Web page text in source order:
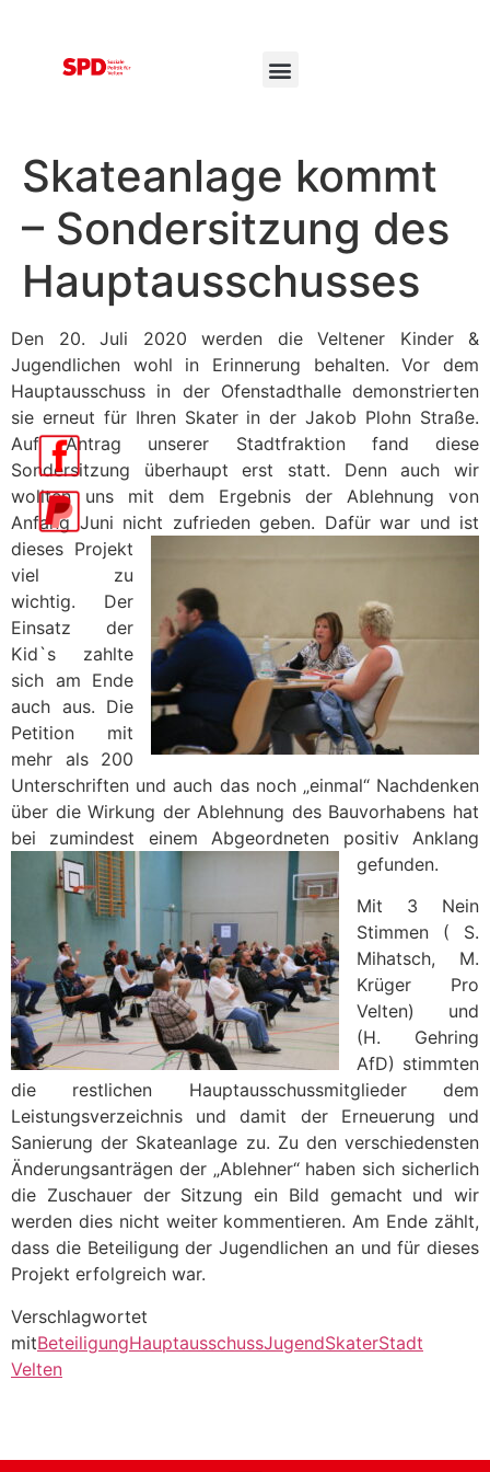
Skateanlage kommt
– Sondersitzung des
Hauptausschusses
Den 20. Juli 2020 werden die Veltener Kinder &
Jugendlichen wohl in Erinnerung behalten. Vor dem
Hauptausschuss in der Ofenstadthalle demonstrierten
sie erneut für Ihren Skater in der Jakob Plohn Straße.
Auf Antrag unserer Stadtfraktion fand diese
Sondersitzung überhaupt erst statt. Denn auch wir
wollten uns mit dem Ergebnis der Ablehnung von
Anfang Juni nicht zufrieden geben. Dafür war und ist
dieses Projekt
viel zu
wichtig. Der
Einsatz der
Kid`s zahlte
sich am Ende
auch aus. Die
Petition mit
mehr als 200
Unterschriften und auch das noch „einmal“ Nachdenken
über die Wirkung der Ablehnung des Bauvorhabens hat
bei zumindest einem Abgeordneten positiv Anklang
gefunden.
Mit 3 Nein
Stimmen ( S.
Mihatsch, M.
Krüger Pro
Velten) und
(H. Gehring
AfD) stimmten
die restlichen Hauptausschussmitglieder dem
Leistungsverzeichnis und damit der Erneuerung und
Sanierung der Skateanlage zu. Zu den verschiedensten
Änderungsanträgen der „Ablehner“ haben sich sicherlich
die Zuschauer der Sitzung ein Bild gemacht und wir
werden dies nicht weiter kommentieren. Am Ende zählt,
dass die Beteiligung der Jugendlichen an und für dieses
Projekt erfolgreich war.
Verschlagwortet
mitBeteiligungHauptausschussJugendSkaterStadt
Velten